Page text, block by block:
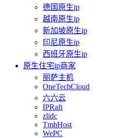
德国原生ip
越南原生ip
新加坡原生ip
印尼原生ip
西班牙原生ip
原生住宅ip商家
丽萨主机
OneTechCloud
六六云
IPRaft
zlidc
TmhHost
WePC